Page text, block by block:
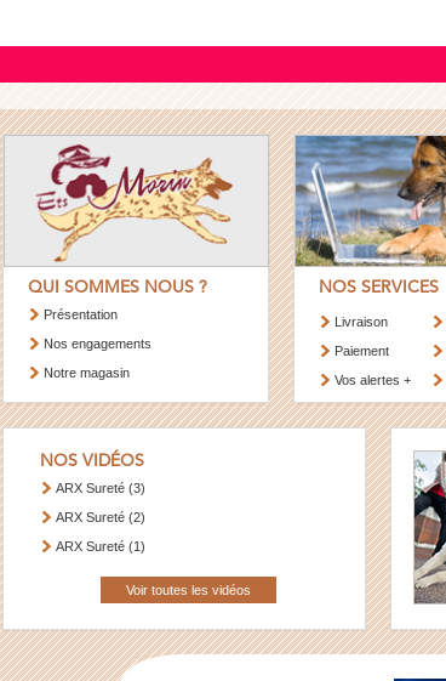
QUI SOMMES NOUS ?
Présentation
Nos engagements
Notre magasin
NOS SERVICES
Livraison
Paiement
Vos alertes +
NOS VIDÉOS
ARX Sureté (3)
ARX Sureté (2)
ARX Sureté (1)
Voir toutes les vidéos